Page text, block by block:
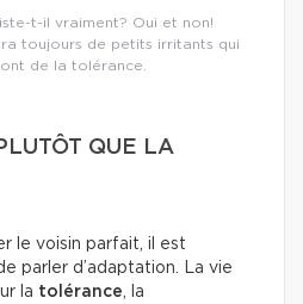
t-il vraiment? Oui et non!
toujours de petits irritants qui
de la tolérance.
QUE LA
le voisin parfait, il est
parler d’adaptation. La vie
la tolérance, la